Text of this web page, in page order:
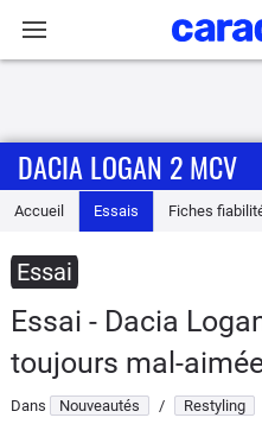
Accueil
Essais
Guide
d'achat
DACIA LOGAN 2 MCV
Accueil Essais Fiches
Essai
Essai - Dacia
toujours mal-
Dans Nouveautés /
Restyling